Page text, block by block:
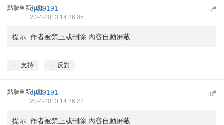
點擊重新加載 17#
ejial9191
20-4-2013 14:26:05
提示: 作者被禁止或刪除 內容自動屏蔽
支持 反對
點擊重新加載 18#
ejial9191
20-4-2013 14:26:22
提示: 作者被禁止或刪除 內容自動屏蔽